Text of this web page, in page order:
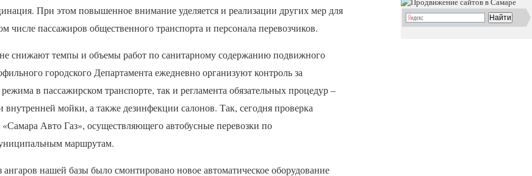
При этом повышенное внимание уделяется и реализации других мер для
числе пассажиров общественного транспорта и персонала перевозчиков.
снижают темпы и объемы работ по санитарному содержанию подвижного
городского Департамента ежедневно организуют контроль за
в пассажирском транспорте, так и регламента обязательных процедур –
мойки, а также дезинфекции салонов. Так, сегодня проверка
Авто Газ», осуществляющего автобусные перевозки по
маршрутам.
нашей базы было смонтировано новое автоматическое оборудование